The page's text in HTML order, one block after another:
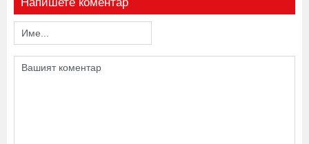
Напишете коментар